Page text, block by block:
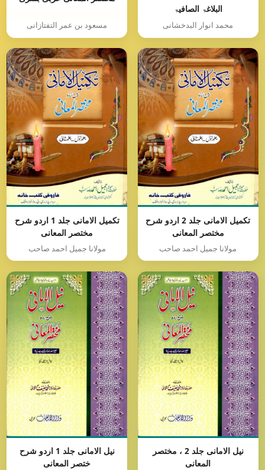
مسعود بن عمر التفتازانی
البلاغۃ الصافیۃ
محمد انوار البدخشانی
تکمیل الامانی جلد 1 اردو شرح
مختصر المعانی
مولانا جمیل احمد صاحب
تکمیل الامانی جلد 2 اردو شرح
مختصر المعانی
مولانا جمیل احمد صاحب
نیل الامانی جلد 1 اردو شرح
ختصر المعانی
نیل الامانی جلد 2 ، مختصر
المعانی